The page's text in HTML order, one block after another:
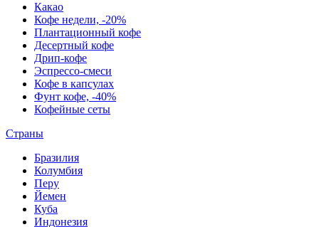
Какао
Кофе недели, -20%
Плантационный кофе
Десертный кофе
Дрип-кофе
Эспрессо-смеси
Кофе в капсулах
Фунт кофе, -40%
Кофейные сеты
Страны
Бразилия
Колумбия
Перу
Йемен
Куба
Индонезия